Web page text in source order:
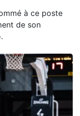
à ce poste
de son